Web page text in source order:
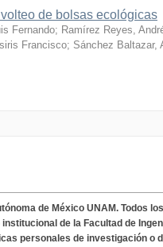
de bolsas ecológicas
Fernando; Ramírez Reyes,
Francisco; Sánchez Baltazar,
de México UNAM. Todos
de la Facultad de
personales de investigación o